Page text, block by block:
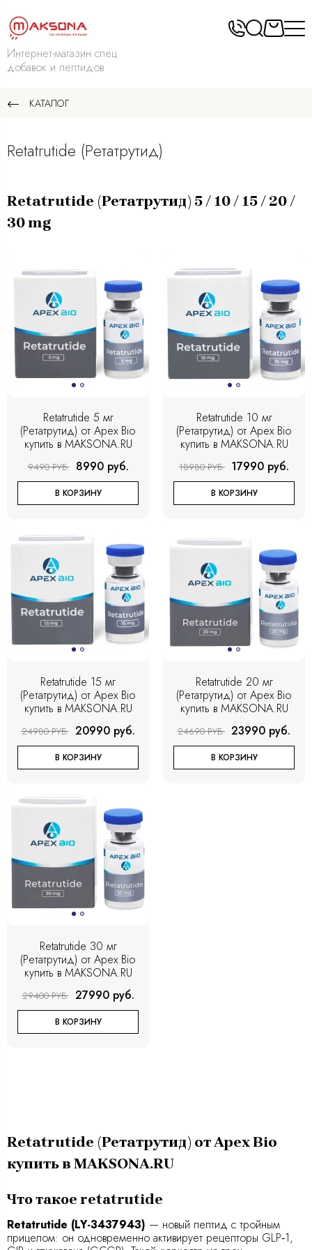
Интернет-магазин спец
добавок и пептидов
КАТАЛОГ
Retatrutide (Ретатрутид)
Retatrutide (Ретатрутид) 5 / 10 / 15 / 20 /
30 mg
Retatrutide 5 мг
(Ретатрутид) от Apex Bio
купить в MAKSONA.RU
9490 РУБ. 8990 руб.
В КОРЗИНУ
Retatrutide 10 мг
(Ретатрутид) от Apex Bio
купить в MAKSONA.RU
18980 РУБ. 17990 руб.
В КОРЗИНУ
Retatrutide 15 мг
(Ретатрутид) от Apex Bio
купить в MAKSONA.RU
24980 РУБ. 20990 руб.
В КОРЗИНУ
Retatrutide 20 мг
(Ретатрутид) от Apex Bio
купить в MAKSONA.RU
24690 РУБ. 23990 руб.
В КОРЗИНУ
Retatrutide 30 мг
(Ретатрутид) от Apex Bio
купить в MAKSONA.RU
29400 РУБ. 27990 руб.
В КОРЗИНУ
Retatrutide (Ретатрутид) от Apex Bio
купить в MAKSONA.RU
Что такое retatrutide
Retatrutide (LY-3437943) — новый пептид с тройным
прицелом: он одновременно активирует рецепторы GLP‑1,